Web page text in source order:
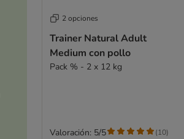
2 opciones
Trainer Natural Adult
Medium con pollo
Pack % - 2 x 12 kg
Valoración: 5/5 (10)